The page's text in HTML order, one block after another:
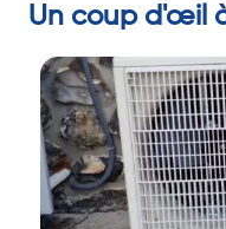
Un coup d'œil